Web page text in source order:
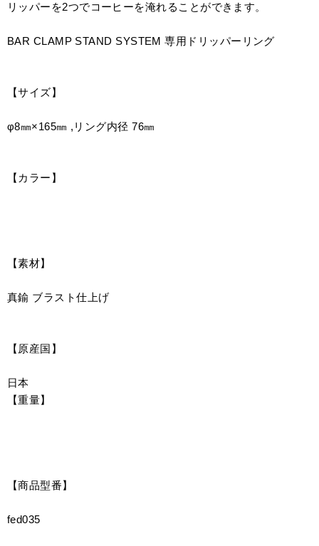
リッパーを2つでコーヒーを淹れることができます。
BAR CLAMP STAND SYSTEM 専用ドリッパーリング
【サイズ】
φ8㎜×165㎜ ,リング内径 76㎜
【カラー】
【素材】
真鍮 ブラスト仕上げ
【原産国】
日本
【重量】
【商品型番】
fed035